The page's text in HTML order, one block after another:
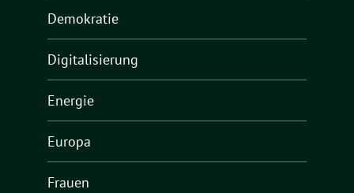
Demokratie
Digitalisierung
Energie
Europa
Frauen